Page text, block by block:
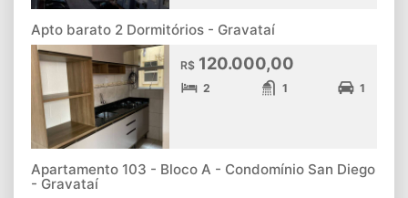
Apto barato 2 Dormitórios - Gravataí
R$ 120.000,00
2 1 1
Apartamento 103 - Bloco A - Condomínio San Diego
- Gravataí